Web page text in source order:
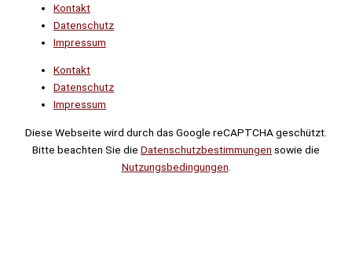
Kontakt
Datenschutz
Impressum
Kontakt
Datenschutz
Impressum
Diese Webseite wird durch das Google reCAPTCHA geschützt.
Bitte beachten Sie die Datenschutzbestimmungen sowie die
Nutzungsbedingungen